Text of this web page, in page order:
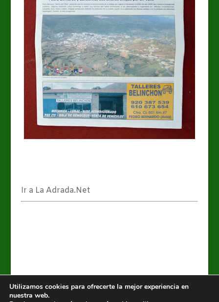
Ir a La Adrada.Net
Utilizamos cookies para ofrecerte la mejor experiencia en
nuestra web.